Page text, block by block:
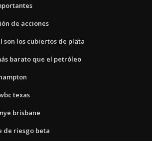
de acciones
son los cubiertos de plata
barato que el petróleo
texas
brisbane
de riesgo beta